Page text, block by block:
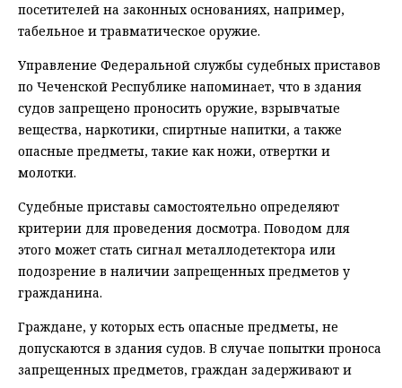
посетителей на законных основаниях, например,
табельное и травматическое оружие.
Управление Федеральной службы судебных приставов
по Чеченской Республике напоминает, что в здания
судов запрещено проносить оружие, взрывчатые
вещества, наркотики, спиртные напитки, а также
опасные предметы, такие как ножи, отвертки и
молотки.
Судебные приставы самостоятельно определяют
критерии для проведения досмотра. Поводом для
этого может стать сигнал металлодетектора или
подозрение в наличии запрещенных предметов у
гражданина.
Граждане, у которых есть опасные предметы, не
допускаются в здания судов. В случае попытки проноса
запрещенных предметов, граждан задерживают и